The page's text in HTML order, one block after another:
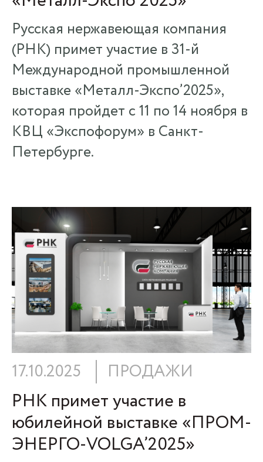
Русская нержавеющая компания
(РНК) примет участие в 31-й
Международной промышленной
выставке «Металл-Экспо’2025»,
которая пройдет с 11 по 14 ноября в
КВЦ «Экспофорум» в Санкт-
Петербурге.
17.10.2025 ПРОДАЖИ
РНК примет участие в
юбилейной выставке «ПРОМ-
ЭНЕРГО-VOLGA’2025»